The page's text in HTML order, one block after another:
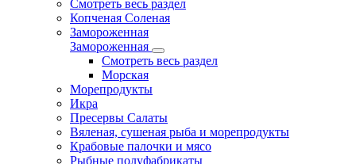
Смотреть весь раздел
Копченая Соленая
Замороженная
Замороженная
Смотреть весь раздел
Морская
Морепродукты
Икра
Пресервы Салаты
Вяленая, сушеная рыба и морепродукты
Крабовые палочки и мясо
Рыбные полуфабрикаты